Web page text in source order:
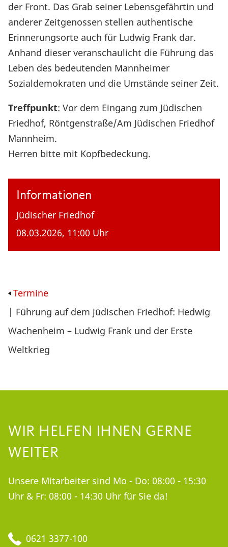
der Front. Das Grab seiner Lebensgefährtin und
anderer Zeitgenossen stellen authentische
Erinnerungsorte auch für Ludwig Frank dar.
Anhand dieser veranschaulicht die Führung das
Leben des bedeutenden Mannheimer
Sozialdemokraten und die Umstände seiner Zeit.
Treffpunkt: Vor dem Eingang zum Jüdischen
Friedhof, Röntgenstraße/Am Jüdischen Friedhof
Mannheim.
Herren bitte mit Kopfbedeckung.
Informationen
Jüdischer Friedhof
08.03.2026, 11:00 Uhr
Termine
| Führung auf dem jüdischen Friedhof: Hedwig
Wachenheim – Ludwig Frank und der Erste
Weltkrieg
WIR HELFEN IHNEN GERNE
WEITER
Unsere Mitarbeiter sind Mo - Do: 08:00 - 15:30
Uhr & Fr: 08:00 - 14:30 Uhr für Sie da!
0621 3377-100